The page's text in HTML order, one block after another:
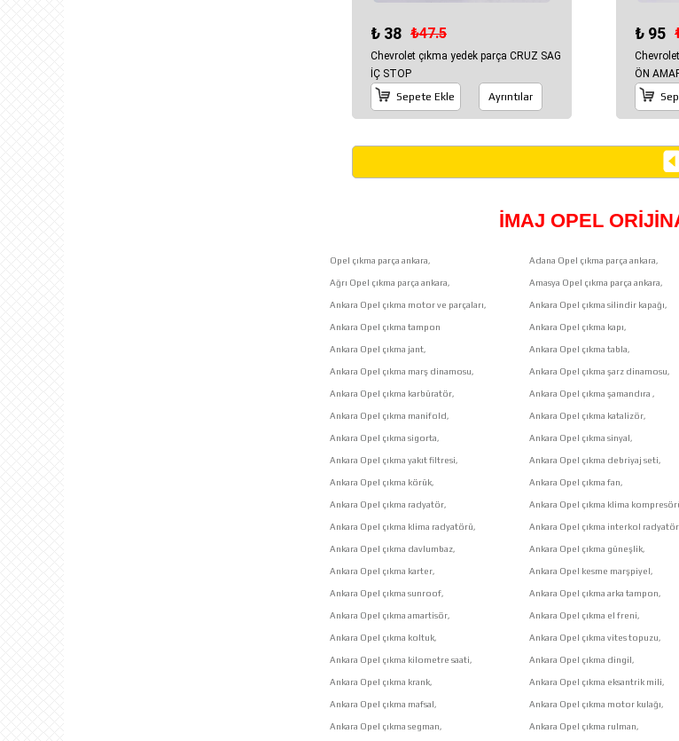
₺ 38 ₺47.5
Chevrolet çıkma yedek parça CRUZ SAG
İÇ STOP
Sepete Ekle
Ayrıntılar
₺ 95
ÖN
İMAJ OPEL
Opel çıkma parça ankara, Adana Opel çıkma parça ankara,
Ağrı Opel çıkma parça ankara, Amasya Opel çıkma parça ankara,
Ankara Opel çıkma motor ve parçaları, Ankara Opel çıkma silindir kapağı,
Ankara Opel çıkma tampon Ankara Opel çıkma kapı,
Ankara Opel çıkma jant, Ankara Opel çıkma tabla,
Ankara Opel çıkma marş dinamosu, Ankara Opel çıkma şarz dinamosu,
Ankara Opel çıkma karbüratör, Ankara Opel çıkma şamandıra ,
Ankara Opel çıkma manifold, Ankara Opel çıkma katalizör,
Ankara Opel çıkma sigorta, Ankara Opel çıkma sinyal,
Ankara Opel çıkma yakıt filtresi, Ankara Opel çıkma debriyaj seti,
Ankara Opel çıkma körük, Ankara Opel çıkma fan,
Ankara Opel çıkma radyatör, Ankara Opel çıkma klima
Ankara Opel çıkma klima radyatörü, Ankara Opel çıkma interkol
Ankara Opel çıkma davlumbaz, Ankara Opel çıkma güneşlik,
Ankara Opel çıkma karter, Ankara Opel kesme marşpiyel,
Ankara Opel çıkma sunroof, Ankara Opel çıkma arka tampon,
Ankara Opel çıkma amartisör, Ankara Opel çıkma el freni,
Ankara Opel çıkma koltuk, Ankara Opel çıkma vites topuzu,
Ankara Opel çıkma kilometre saati, Ankara Opel çıkma dingil,
Ankara Opel çıkma krank, Ankara Opel çıkma eksantrik mili,
Ankara Opel çıkma mafsal, Ankara Opel çıkma motor kulağı,
Ankara Opel çıkma segman, Ankara Opel çıkma rulman,